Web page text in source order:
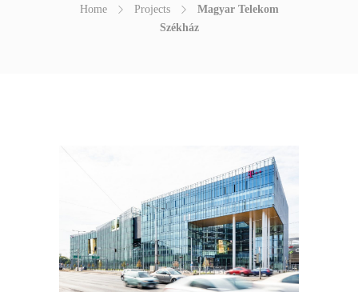
Home Projects
Magyar Telekom
Székház